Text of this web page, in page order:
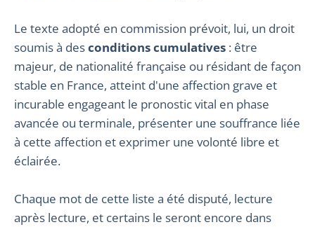
Le texte adopté en commission prévoit, lui, un droit
soumis à desconditions cumulatives : être
majeur, de nationalité française ou résidant de façon
stable en France, atteint d'une affection grave et
incurable engageant le pronostic vital en phase
avancée ou terminale, présenter une souffrance liée
à cette affection et exprimer une volonté libre et
éclairée.
Chaque mot de cette liste a été disputé, lecture
après lecture, et certains le seront encore dans